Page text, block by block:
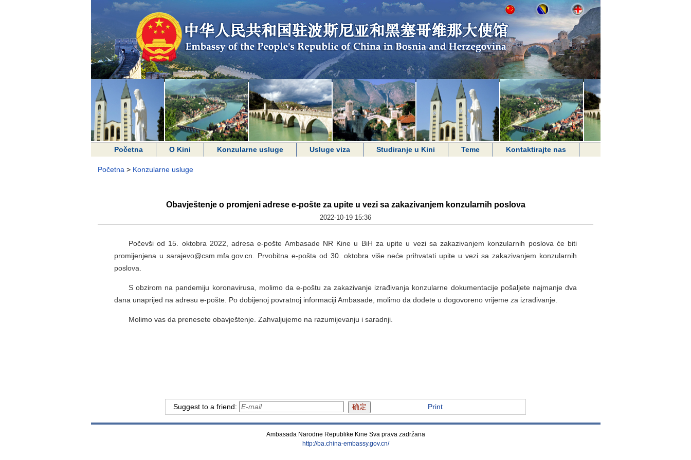
Početna O Kini Konzularne usluge Usluge viza Studiranje u Kini Teme Kontaktirajte nas
Početna > Konzularne usluge
Obavještenje o promjeni adrese e-pošte za upite u vezi sa zakazivanjem konzularnih poslova
2022-10-19 15:36
Počevši od 15. oktobra 2022, adresa e-pošte Ambasade NR Kine u BiH za upite u vezi sa zakazivanjem konzularnih poslova će biti
promijenjena u sarajevo@csm.mfa.gov.cn. Prvobitna e-pošta od 30. oktobra više neće prihvatati upite u vezi sa zakazivanjem konzularnih
poslova.
S obzirom na pandemiju koronavirusa, molimo da e-poštu za zakazivanje izrađivanja konzularne dokumentacije pošaljete najmanje dva
dana unaprijed na adresu e-pošte. Po dobijenoj povratnoj informaciji Ambasade, molimo da dođete u dogovoreno vrijeme za izrađivanje.
Molimo vas da prenesete obavještenje. Zahvaljujemo na razumijevanju i saradnji.
Suggest to a friend: Print
Ambasada Narodne Republike Kine Sva prava zadržana
http://ba.china-embassy.gov.cn/